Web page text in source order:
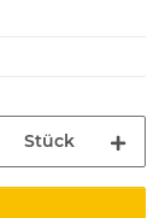
Stück